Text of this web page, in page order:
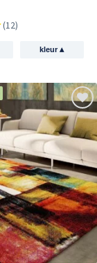
(12)
kleur▴